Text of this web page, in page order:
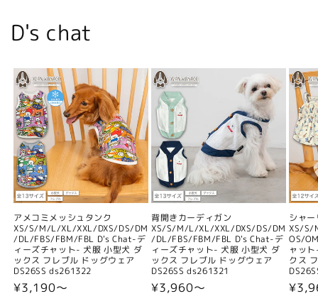
D's chat
アメコミメッシュタンク
XS/S/M/L/XL/XXL/DXS/DS/DM
/DL/FBS/FBM/FBL D's Chat-デ
ィーズチャット- 犬服 小型犬 ダ
ックス フレブル ドッグウェア
DS26SS ds261322
通
¥3,190〜
背開きカーディガン
XS/S/M/L/XL/XXL/DXS/DS/DM
/DL/FBS/FBM/FBL D's Chat-デ
ィーズチャット- 犬服 小型犬 ダ
ックス フレブル ドッグウェア
DS26SS ds261321
通
¥3,960〜
シャ
XS/
OS/
ャッ
クス
通